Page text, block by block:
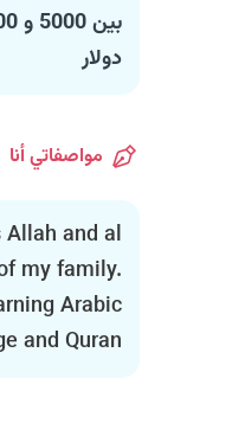
بين
دولار
مواصفاتي أنا
and al
my family.
Arabic
and Quran